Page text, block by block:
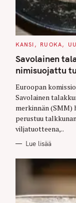
C
T
E
G
O
I
E
S
KANSI RUOKA
Savolainen
nimisuojattu
Euroopan
Savolainen
merkinnän (SMM)
perustuu
viljatuotteena,..
Lue lisää